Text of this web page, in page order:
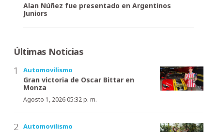
Alan Núñez fue presentado en Argentinos
Juniors
Últimas Noticias
Automovilismo
Gran victoria de Oscar Bittar en
Monza
Agosto 1, 2026 05:32 p. m.
Automovilismo